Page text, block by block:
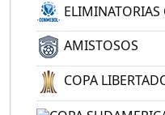
ELIMINATORIAS
AMISTOSOS
COPA